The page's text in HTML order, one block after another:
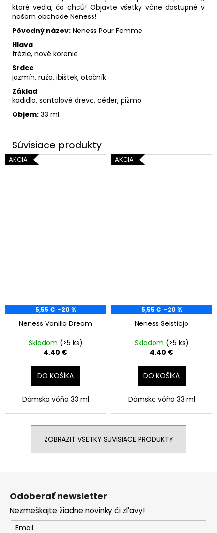
ktoré vedia, čo chcú! Objavte všetky vône dostupné v
našom obchode Neness!
Pôvodný názov: Neness Pour Femme
Hlava
frézie, nové korenie
Srdce
jazmín, ruža, ibištek, otočník
Základ
kadidlo, santalové drevo, céder, pižmo
Objem: 33 ml
AKCIA
5,55 € –20 %
Neness Vanilla Dream
Skladom (>5 ks)
4,40 €
DO KOŠÍKA
Dámska vôňa 33 ml
AKCIA
5,55 € –20 %
Neness Selsticjo
Skladom (>5 ks)
4,40 €
DO KOŠÍKA
Dámska vôňa 33 ml
ZOBRAZIŤ VŠETKY SÚVISIACE PRODUKTY
Z
Odoberať newsletter
Nezmeškajte žiadne novinky či zľavy!
Email